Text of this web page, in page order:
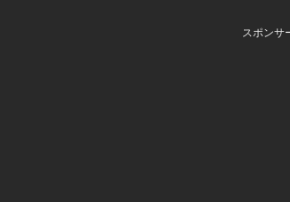
スポンサ